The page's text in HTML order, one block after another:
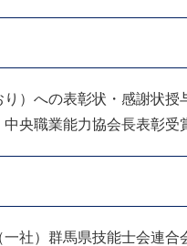
り）への表彰状・感謝状授
央職業能力協会長表彰受
社）群馬県技能士会連合